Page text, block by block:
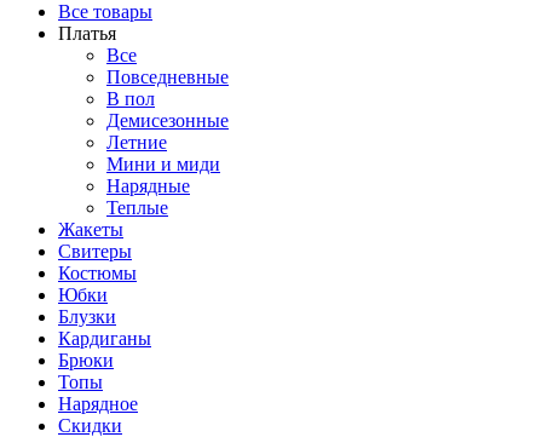
Все товары
Платья
Все
Повседневные
В пол
Демисезонные
Летние
Мини и миди
Нарядные
Теплые
Жакеты
Свитеры
Костюмы
Юбки
Блузки
Кардиганы
Брюки
Топы
Нарядное
Скидки